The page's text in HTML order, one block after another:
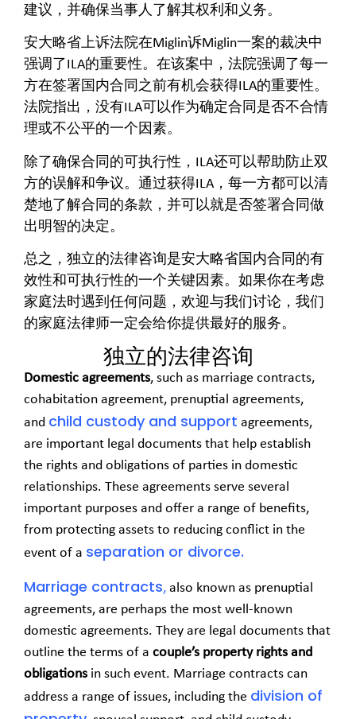
独立的法律咨询
建议，并确保当事人了解其权利和义务。
安大略省上诉法院在Miglin诉Miglin一案的裁决中
强调了ILA的重要性。在该案中，法院强调了每一
方在签署国内合同之前有机会获得ILA的重要性。
法院指出，没有ILA可以作为确定合同是否不合情
理或不公平的一个因素。
除了确保合同的可执行性，ILA还可以帮助防止双
方的误解和争议。通过获得ILA，每一方都可以清
楚地了解合同的条款，并可以就是否签署合同做
出明智的决定。
总之，独立的法律咨询是安大略省国内合同的有
效性和可执行性的一个关键因素。如果你在考虑
家庭法时遇到任何问题，欢迎与我们讨论，我们
的家庭法律师一定会给你提供最好的服务。
Domestic agreements, such as marriage contracts,
cohabitation agreement, prenuptial agreements,
and child custody and support agreements,
are important legal documents that help establish
the rights and obligations of parties in domestic
relationships. These agreements serve several
important purposes and offer a range of benefits,
from protecting assets to reducing conflict in the
event of a separation or divorce.
Marriage contracts, also known as prenuptial
agreements, are perhaps the most well-known
domestic agreements. They are legal documents that
outline the terms of a couple’s property rights and
obligations in such event. Marriage contracts can
address a range of issues, including the division of